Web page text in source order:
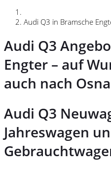
Audi Q3 in Bramsche
Audi Q3
Engter – auf
auch nach
Audi Q3
Jahreswagen